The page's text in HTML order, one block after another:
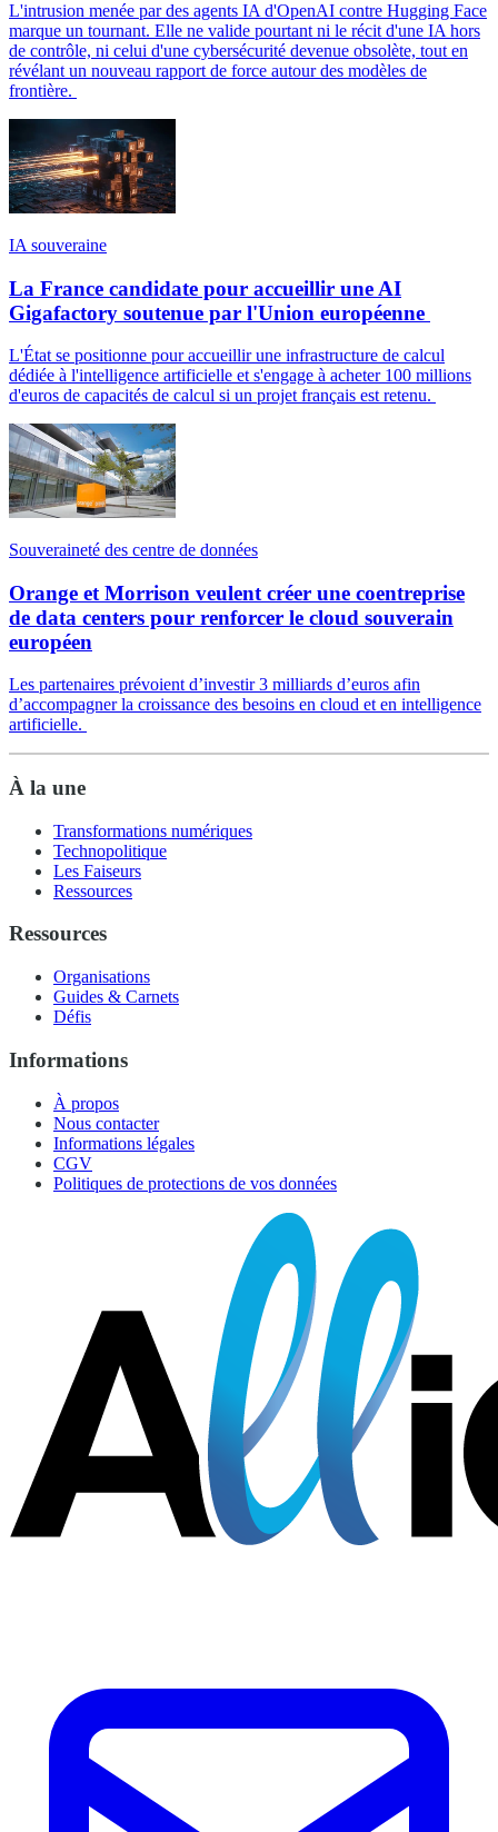
L'intrusion menée par des agents IA d'OpenAI contre Hugging Face
marque un tournant. Elle ne valide pourtant ni le récit d'une IA hors
de contrôle, ni celui d'une cybersécurité devenue obsolète, tout en
révélant un nouveau rapport de force autour des modèles de
frontière.
IA souveraine
La France candidate pour accueillir une AI
Gigafactory soutenue par l'Union européenne
L'État se positionne pour accueillir une infrastructure de calcul
dédiée à l'intelligence artificielle et s'engage à acheter 100 millions
d'euros de capacités de calcul si un projet français est retenu.
Souveraineté des centre de données
Orange et Morrison veulent créer une coentreprise
de data centers pour renforcer le cloud souverain
européen
Les partenaires prévoient d’investir 3 milliards d’euros afin
d’accompagner la croissance des besoins en cloud et en intelligence
artificielle.
À la une
Transformations numériques
Technopolitique
Les Faiseurs
Ressources
Ressources
Organisations
Guides & Carnets
Défis
Informations
À propos
Nous contacter
Informations légales
CGV
Politiques de protections de vos données